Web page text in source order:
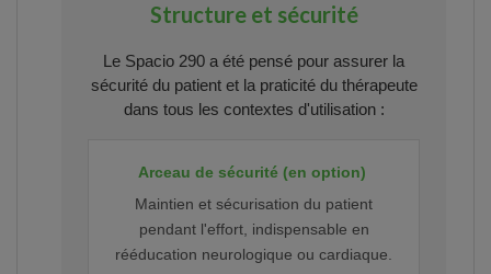
Structure et sécurité
Le Spacio 290 a été pensé pour assurer la
sécurité du patient et la praticité du thérapeute
dans tous les contextes d'utilisation :
Arceau de sécurité (en option)
Maintien et sécurisation du patient
pendant l'effort, indispensable en
rééducation neurologique ou cardiaque.